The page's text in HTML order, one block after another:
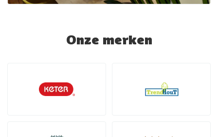
Onze merken